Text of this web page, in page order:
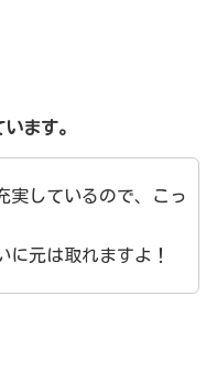
ます。
実しているので、こっ
に元は取れますよ！